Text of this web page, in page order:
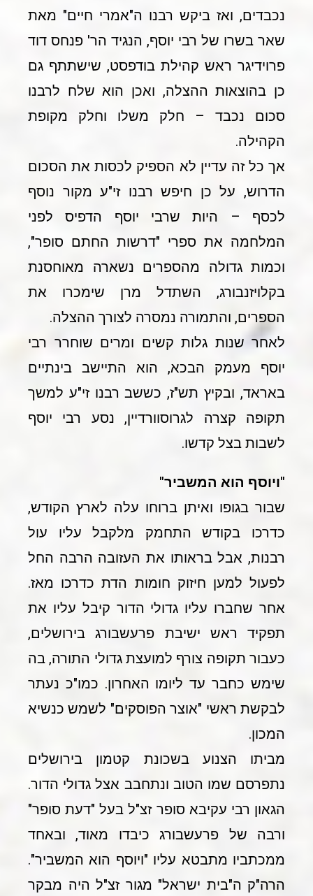
נכבדים, ואז ביקש רבנו ה"אמרי חיים" מאת
שאר בשרו של רבי יוסף, הנגיד הר' פנחס דוד
פרוידיגר ראש קהילת בודפסט, שישתתף גם
כן בהוצאות ההצלה, ואכן הוא שלח לרבנו
סכום נכבד – חלק משלו וחלק מקופת
הקהילה.
אך כל זה עדיין לא הספיק לכסות את הסכום
הדרוש, על כן חיפש רבנו זי"ע מקור נוסף
לכסף – היות שרבי יוסף הדפיס לפני
המלחמה את ספרי "דרשות החתם סופר",
וכמות גדולה מהספרים נשארה מאוחסנת
בקלויזנבורג, השתדל מרן שימכרו את
הספרים, והתמורה נמסרה לצורך ההצלה.
לאחר שנות גלות קשים ומרים שוחרר רבי
יוסף מעמק הבכא, הוא התיישב בינתיים
באראד, ובקיץ תש"ז, כששב רבנו זי"ע למשך
תקופה קצרה לגרוסוורדיין, נסע רבי יוסף
לשבות בצל קדשו.
"ויוסף הוא המשביר"
שבור בגופו ואיתן ברוחו עלה לארץ הקודש,
כדרכו בקודש התחמק מלקבל עליו עול
רבנות, אבל בראותו את העזובה הרבה החל
לפעול למען חיזוק חומות הדת כדרכו מאז.
אחר שחברו עליו גדולי הדור קיבל עליו את
תפקיד ראש ישיבת פרעשבורג בירושלים,
כעבור תקופה צורף למועצת גדולי התורה, בה
שימש כחבר עד ליומו האחרון. כמו"כ נעתר
לבקשת ראשי "אוצר הפוסקים" לשמש כנשיא
המכון.
מביתו הצנוע בשכונת קטמון בירושלים
נתפרסם שמו הטוב ונתחבב אצל גדולי הדור.
הגאון רבי עקיבא סופר זצ"ל בעל "דעת סופר"
ורבה של פרעשבורג כיבדו מאוד, ובאחד
ממכתביו מתבטא עליו "ויוסף הוא המשביר".
הרה"ק ה"בית ישראל" מגור זצ"ל היה מבקר